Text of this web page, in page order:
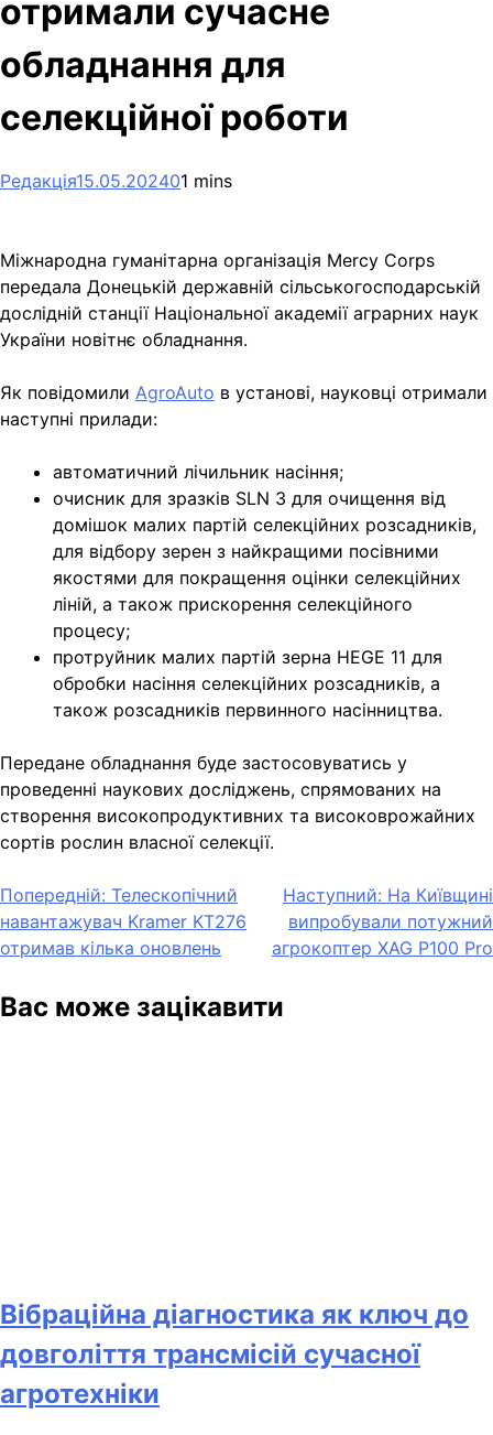
отримали сучасне
обладнання для
селекційної роботи
Редакція15.05.202401 mins
Міжнародна гуманітарна організація Mercy Corps
передала Донецькій державній сільськогосподарській
дослідній станції Національної академії аграрних наук
України новітнє обладнання.
Як повідомили AgroAuto в установі, науковці отримали
наступні прилади:
автоматичний лічильник насіння;
очисник для зразків SLN 3 для очищення від
домішок малих партій селекційних розсадників,
для відбору зерен з найкращими посівними
якостями для покращення оцінки селекційних
ліній, а також прискорення селекційного
процесу;
протруйник малих партій зерна HEGE 11 для
обробки насіння селекційних розсадників, а
також розсадників первинного насінництва.
Передане обладнання буде застосовуватись у
проведенні наукових досліджень, спрямованих на
створення високопродуктивних та високоврожайних
сортів рослин власної селекції.
Навігація
записів
Попередній: Телескопічний
навантажувач Kramer KT276
отримав кілька оновлень
Наступний: На Київщині
випробували потужний
агрокоптер XAG P100 Pro
Вас може зацікавити
Вібраційна діагностика як ключ до
довголіття трансмісій сучасної
агротехніки